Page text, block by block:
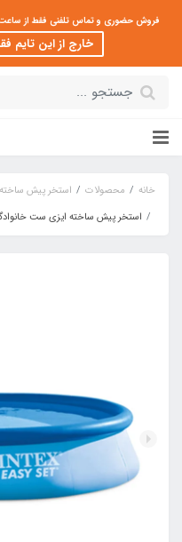
فروش حضوری و تماس تلفنی فقط از ساعت 11:30 صبح تا 2 عصر و 3 تا 8 شب امکان پذیر
خارج از این تایم
خانه محصولات استخر پیش ساخته
استخر پیش ساخته ایزی ست